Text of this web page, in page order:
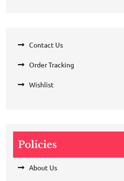
Contact Us
Order Tracking
Wishlist
Policies
About Us